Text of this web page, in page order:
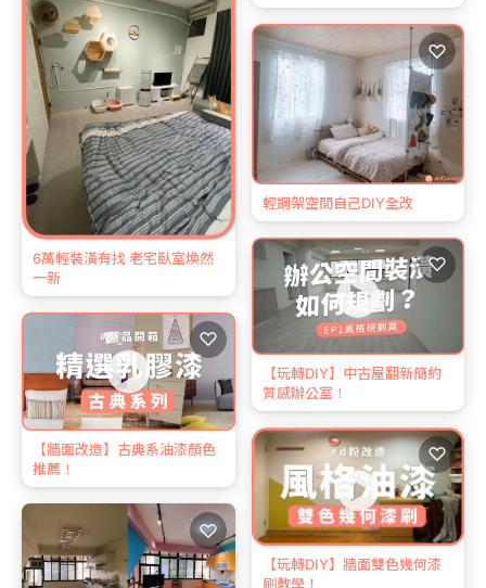
輕鋼架空間自己DIY全改
♡
6萬輕裝潢有找 老宅臥室煥然
一新
【玩轉DIY】中古屋翻新簡約
質感辦公室！
♡
【牆面改造】古典系油漆顏色
推薦！
♡
【玩轉DIY】牆面雙色幾何漆
刷教學！
♡
♡